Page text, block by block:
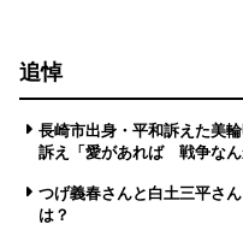
追悼
長崎市出身・平和訴えた美
訴え「愛があれば 戦争なん
つげ義春さんと白土三平さ
は？